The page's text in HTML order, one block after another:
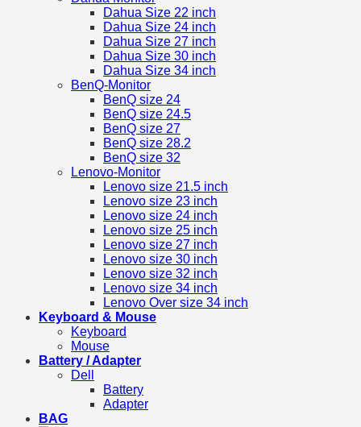
Dahua Size 22 inch
Dahua Size 24 inch
Dahua Size 27 inch
Dahua Size 30 inch
Dahua Size 34 inch
BenQ-Monitor
BenQ size 24
BenQ size 24.5
BenQ size 27
BenQ size 28.2
BenQ size 32
Lenovo-Monitor
Lenovo size 21.5 inch
Lenovo size 23 inch
Lenovo size 24 inch
Lenovo size 25 inch
Lenovo size 27 inch
Lenovo size 30 inch
Lenovo size 32 inch
Lenovo size 34 inch
Lenovo Over size 34 inch
Keyboard & Mouse
Keyboard
Mouse
Battery / Adapter
Dell
Battery
Adapter
BAG